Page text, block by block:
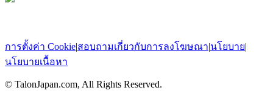
การตั้งค่า Cookie|สอบถามเกี่ยวกับการลงโฆษณา|นโยบาย|
นโยบายเนื้อหา
© TalonJapan.com, All Rights Reserved.